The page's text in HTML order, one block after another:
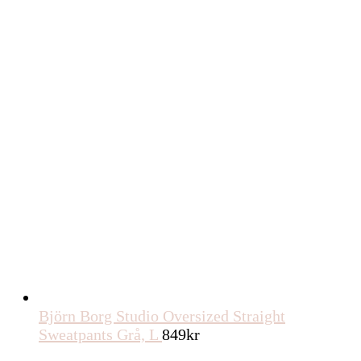
Björn Borg Studio Oversized Straight
Sweatpants Grå, L 849kr